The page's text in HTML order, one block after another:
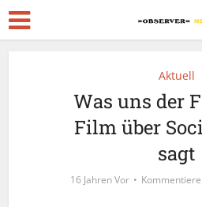
Aktuell
Was uns der
Film über
sagt
16 Jahren Vor